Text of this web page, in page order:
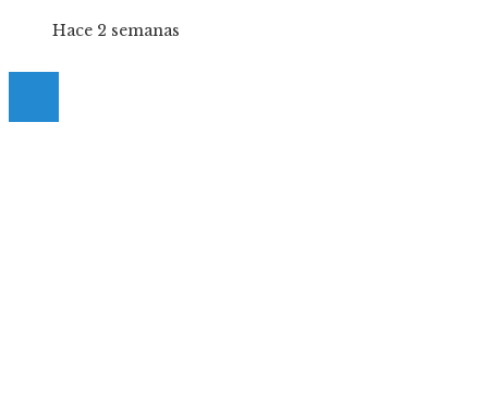
Hace 2 semanas